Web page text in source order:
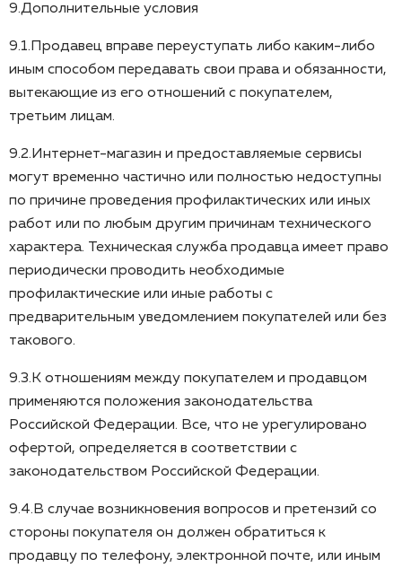
9.Дополнительные условия
9.1.Продавец вправе переуступать либо каким-либо
иным способом передавать свои права и обязанности,
вытекающие из его отношений с покупателем,
третьим лицам.
9.2.Интернет-магазин и предоставляемые сервисы
могут временно частично или полностью недоступны
по причине проведения профилактических или иных
работ или по любым другим причинам технического
характера. Техническая служба продавца имеет право
периодически проводить необходимые
профилактические или иные работы с
предварительным уведомлением покупателей или без
такового.
9.3.К отношениям между покупателем и продавцом
применяются положения законодательства
Российской Федерации. Все, что не урегулировано
офертой, определяется в соответствии с
законодательством Российской Федерации.
9.4.В случае возникновения вопросов и претензий со
стороны покупателя он должен обратиться к
продавцу по телефону, электронной почте, или иным